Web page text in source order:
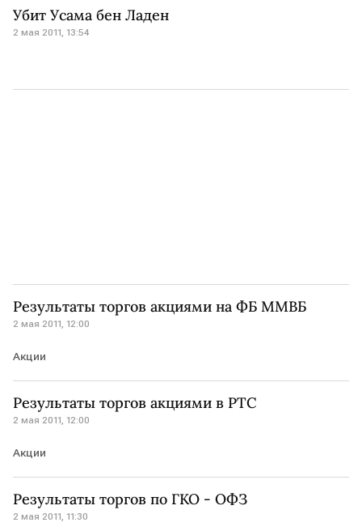
Убит Усама бен Ладен
2 мая 2011, 13:54
Результаты торгов акциями на ФБ ММВБ
2 мая 2011, 12:00
Акции
Результаты торгов акциями в РТС
2 мая 2011, 12:00
Акции
Результаты торгов по ГКО - ОФЗ
2 мая 2011, 11:30